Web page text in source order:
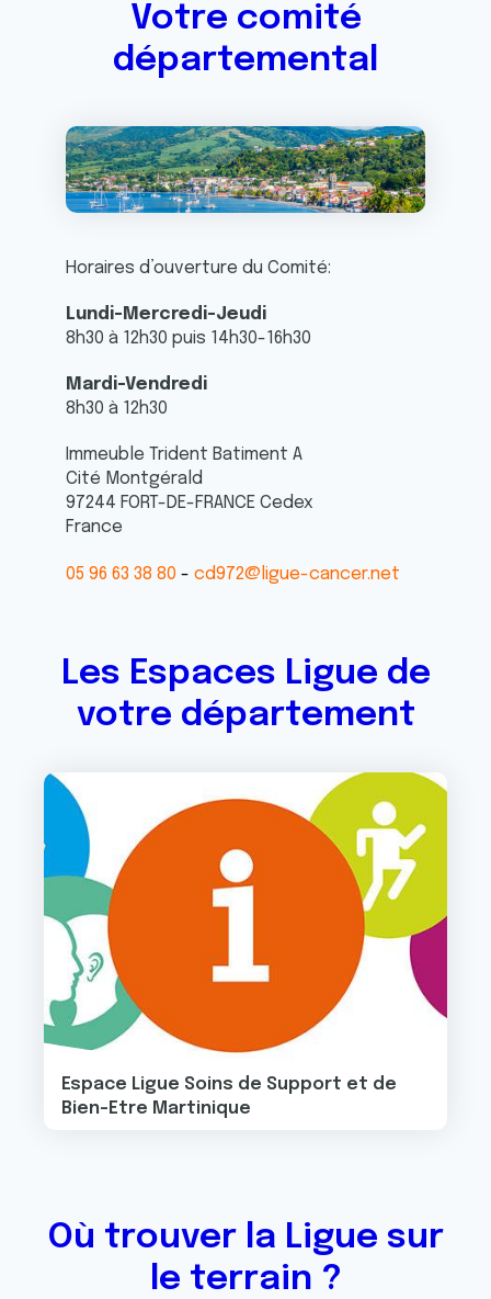
Votre comité
départemental
Horaires d’ouverture du Comité:
Lundi-Mercredi-Jeudi
8h30 à 12h30 puis 14h30-16h30
Mardi-Vendredi
8h30 à 12h30
Immeuble Trident Batiment A
Cité Montgérald
97244 FORT-DE-FRANCE Cedex
France
05 96 63 38 80 cd972@ligue-cancer.net
Les Espaces Ligue de
votre département
Image
Espace Ligue Soins de Support et de
Bien-Etre Martinique
Où trouver la Ligue sur
le terrain ?